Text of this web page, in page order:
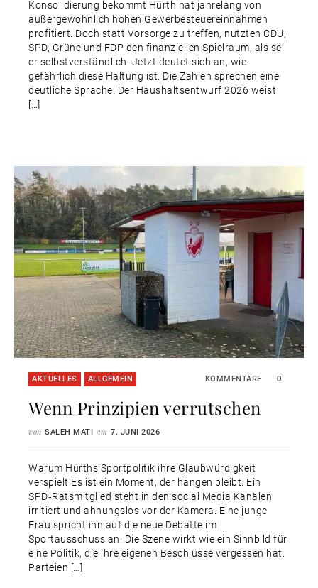
Konsolidierung bekommt Hürth hat jahrelang von
außergewöhnlich hohen Gewerbesteuereinnahmen
profitiert. Doch statt Vorsorge zu treffen, nutzten CDU,
SPD, Grüne und FDP den finanziellen Spielraum, als sei
er selbstverständlich. Jetzt deutet sich an, wie
gefährlich diese Haltung ist. Die Zahlen sprechen eine
deutliche Sprache. Der Haushaltsentwurf 2026 weist
[…]
AKTUELLES ALLGEMEIN KOMMENTARE 0
Wenn Prinzipien verrutschen
von SALEH MATI am 7. JUNI 2026
Warum Hürths Sportpolitik ihre Glaubwürdigkeit
verspielt Es ist ein Moment, der hängen bleibt: Ein
SPD‑Ratsmitglied steht in den social Media Kanälen
irritiert und ahnungslos vor der Kamera. Eine junge
Frau spricht ihn auf die neue Debatte im
Sportausschuss an. Die Szene wirkt wie ein Sinnbild für
eine Politik, die ihre eigenen Beschlüsse vergessen hat.
Parteien […]